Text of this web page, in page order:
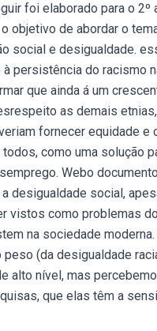
foi elaborado para o 2º
objetivo de abordar o
social e desigualdade.
persistência do racismo
que ainda á um
as demais
fornecer equidade e
como uma solução
Webo
desigualdade social,
vistos como problemas
na sociedade moderna.
peso (da desigualdade
alto nível, mas
que elas têm a